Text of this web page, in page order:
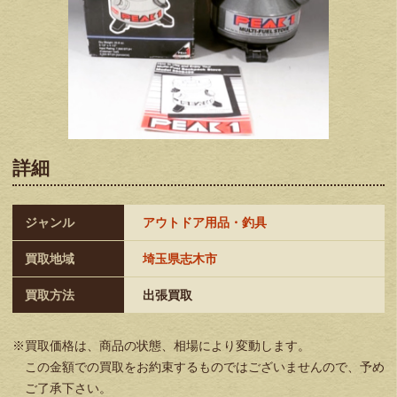
詳細
ジャンル アウトドア用品・釣具
買取地域 埼玉県志木市
買取方法 出張買取
※買取価格は、商品の状態、相場により変動します。
この金額での買取をお約束するものではございませんので、予め
ご了承下さい。